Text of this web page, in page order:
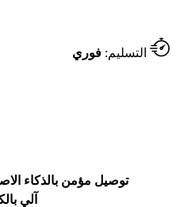
التسليم: فوري
توصيل مؤمن بالذكاء
آلي